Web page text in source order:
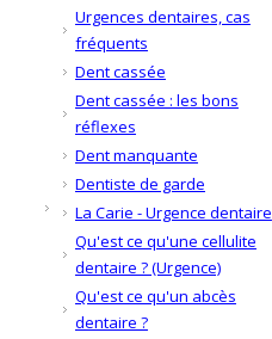
Urgences dentaires, cas
fréquents
Dent cassée
Dent cassée : les bons
réflexes
Dent manquante
Dentiste de garde
La Carie - Urgence dentaire
Qu'est ce qu'une cellulite
dentaire ? (Urgence)
Qu'est ce qu'un abcès
dentaire ?